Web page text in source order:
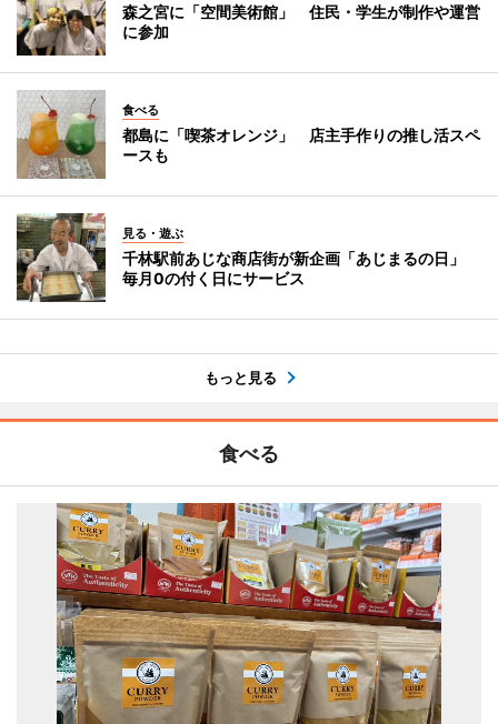
森之宮に「空間美術館」 住民・学生が制作や運営
に参加
食べる
都島に「喫茶オレンジ」 店主手作りの推し活スペ
ースも
見る・遊ぶ
千林駅前あじな商店街が新企画「あじまるの日」
毎月0の付く日にサービス
もっと見る
食べる